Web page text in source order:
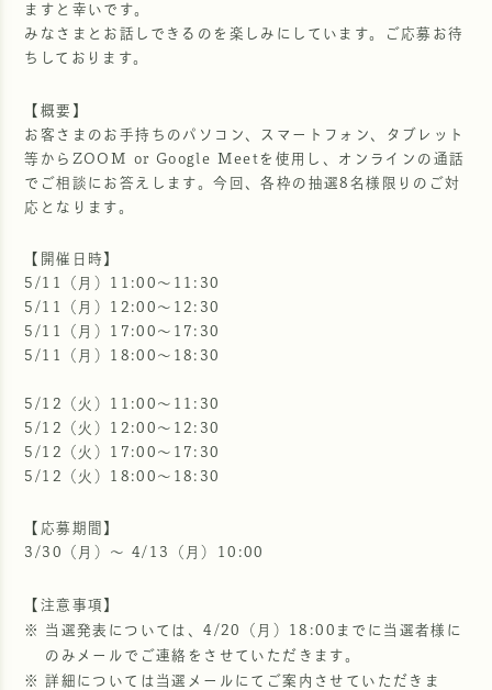
ますと幸いです。
みなさまとお話しできるのを楽しみにしています。ご応募お待
ちしております。
【概要】
お客さまのお手持ちのパソコン、スマートフォン、タブレット
等からZOOM or Google Meetを使用し、オンラインの通話
でご相談にお答えします。今回、各枠の抽選8名様限りのご対
応となります。
【開催日時】
5/11（月）11:00〜11:30
5/11（月）12:00〜12:30
5/11（月）17:00〜17:30
5/11（月）18:00〜18:30
5/12（火）11:00〜11:30
5/12（火）12:00〜12:30
5/12（火）17:00〜17:30
5/12（火）18:00〜18:30
【応募期間】
3/30（月）〜 4/13（月）10:00
【注意事項】
当選発表については、4/20（月）18:00までに当選者様に
のみメールでご連絡をさせていただきます。
詳細については当選メールにてご案内させていただきま